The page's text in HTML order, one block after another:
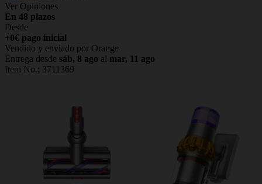
Ver Opiniones
En 48 plazos
Desde
+0€ pago inicial
Vendido y enviado por Orange
Entrega desde sáb, 8 ago al mar, 11 ago
Item No.; 3711369